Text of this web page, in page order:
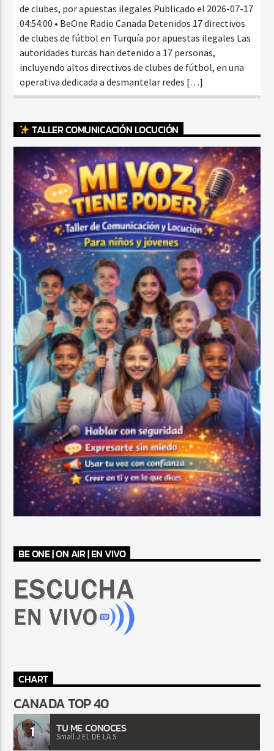
de clubes, por apuestas ilegales Publicado el 2026-07-17
04:54:00 • BeOne Radio Canada Detenidos 17 directivos
de clubes de fútbol en Turquía por apuestas ilegales Las
autoridades turcas han detenido a 17 personas,
incluyendo altos directivos de clubes de fútbol, en una
operativa dedicada a desmantelar redes […]
TALLER COMUNICACIÓN LOCUCIÓN
BE ONE | ON AIR | EN VIVO
CHART
CANADA TOP 40
1 TU ME CONOCES
Small J EL DE LA S